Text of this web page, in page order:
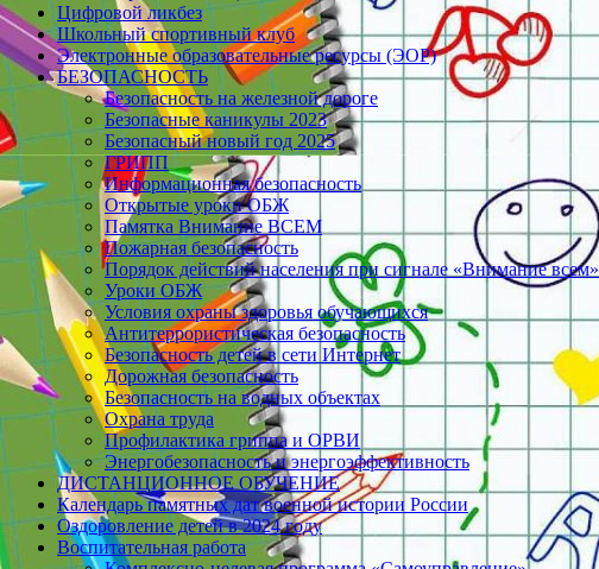
Цифровой ликбез
Школьный спортивный клуб
Электронные образовательные ресурсы (ЭОР)
БЕЗОПАСНОСТЬ
Безопасность на железной дороге
Безопасные каникулы 2023
Безопасный новый год 2025
ГРИПП
Информационная безопасность
Открытые уроки ОБЖ
Памятка Внимание ВСЕМ
Пожарная безопасность
Порядок действий населения при сигнале «Внимание всем»
Уроки ОБЖ
Условия охраны здоровья обучающихся
Антитеррористическая безопасность
Безопасность детей в сети Интернет
Дорожная безопасность
Безопасность на водных объектах
Охрана труда
Профилактика гриппа и ОРВИ
Энергобезопасность и энергоэффективность
ДИСТАНЦИОННОЕ ОБУЧЕНИЕ
Календарь памятных дат военной истории России
Оздоровление детей в 2024 году
Воспитательная работа